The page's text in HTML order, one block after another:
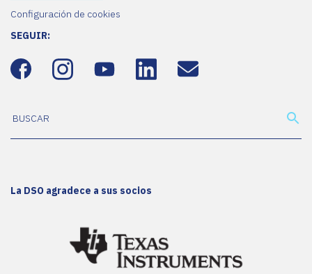
Configuración de cookies
SEGUIR:
La DSO agradece a sus socios